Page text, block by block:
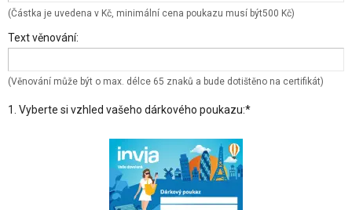
(Částka je uvedena v Kč, minimální cena poukazu musí být500 Kč)
Text věnování:
(Věnování může být o max. délce 65 znaků a bude dotištěno na certifikát)
1. Vyberte si vzhled vašeho dárkového poukazu:*